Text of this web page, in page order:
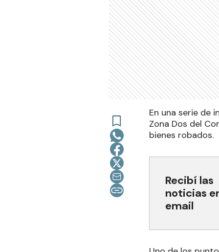
En una serie de
Zona Dos del
bienes robados.
Recibí las
noticias
email